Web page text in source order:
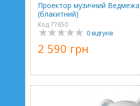
Проектор музичний
(блакитний)
Код 77650
0 відгуків
2 590 грн